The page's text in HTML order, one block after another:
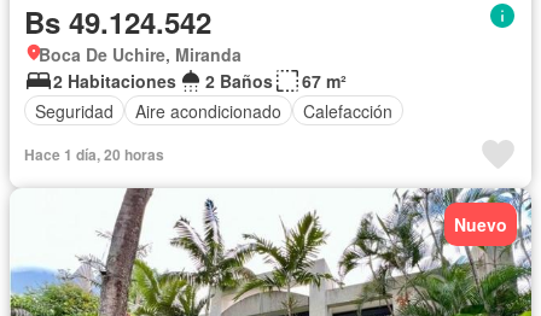
Bs 49.124.542
Boca De Uchire, Miranda
2 Habitaciones
2 Baños
67 m²
Seguridad
Aire acondicionado Calefacción
Hace 1 día, 20 horas
Nuevo